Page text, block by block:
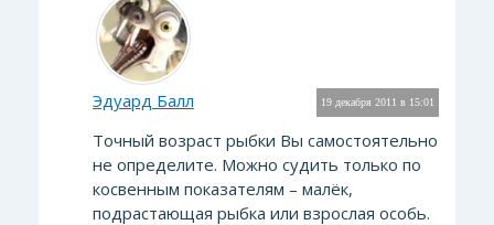
19 декабря 2011 в 15:01
Эдуард Балл
Точный возраст рыбки Вы самостоятельно
не определите. Можно судить только по
косвенным показателям – малёк,
подрастающая рыбка или взрослая особь.